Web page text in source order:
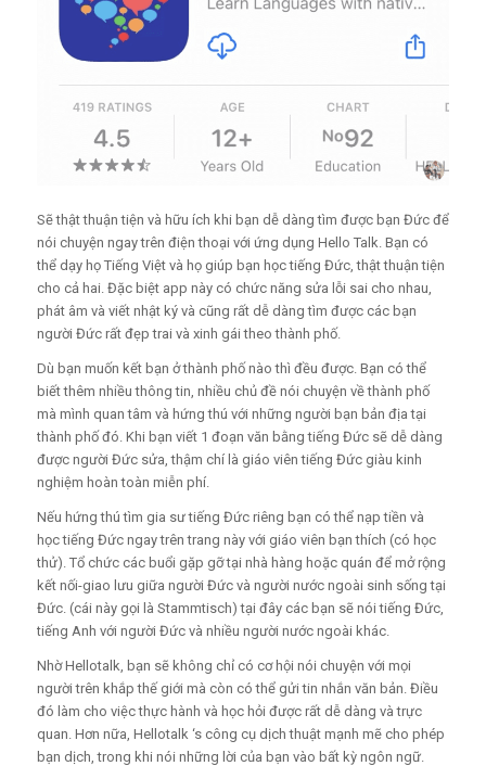
Sẽ thật thuận tiện và hữu ích khi bạn dễ dàng tìm được bạn Đức để
nói chuyện ngay trên điện thoại với ứng dụng Hello Talk. Bạn có
thể dạy họ Tiếng Việt và họ giúp bạn học tiếng Đức, thật thuận tiện
cho cả hai. Đặc biệt app này có chức năng sửa lỗi sai cho nhau,
phát âm và viết nhật ký và cũng rất dễ dàng tìm được các bạn
người Đức rất đẹp trai và xinh gái theo thành phố.
Dù bạn muốn kết bạn ở thành phố nào thì đều được. Bạn có thể
biết thêm nhiều thông tin, nhiều chủ đề nói chuyện về thành phố
mà mình quan tâm và hứng thú với những người bạn bản địa tại
thành phố đó. Khi bạn viết 1 đoạn văn bằng tiếng Đức sẽ dễ dàng
được người Đức sửa, thậm chí là giáo viên tiếng Đức giàu kinh
nghiệm hoàn toàn miễn phí.
Nếu hứng thú tìm gia sư tiếng Đức riêng bạn có thể nạp tiền và
học tiếng Đức ngay trên trang này với giáo viên bạn thích (có học
thử). Tổ chức các buổi gặp gỡ tại nhà hàng hoặc quán để mở rộng
kết nối-giao lưu giữa người Đức và người nước ngoài sinh sống tại
Đức. (cái này gọi là Stammtisch) tại đây các bạn sẽ nói tiếng Đức,
tiếng Anh với người Đức và nhiều người nước ngoài khác.
Nhờ Hellotalk, bạn sẽ không chỉ có cơ hội nói chuyện với mọi
người trên khắp thế giới mà còn có thể gửi tin nhắn văn bản. Điều
đó làm cho việc thực hành và học hỏi được rất dễ dàng và trực
quan. Hơn nữa, Hellotalk ‘s công cụ dịch thuật mạnh mẽ cho phép
bạn dịch, trong khi nói những lời của bạn vào bất kỳ ngôn ngữ.